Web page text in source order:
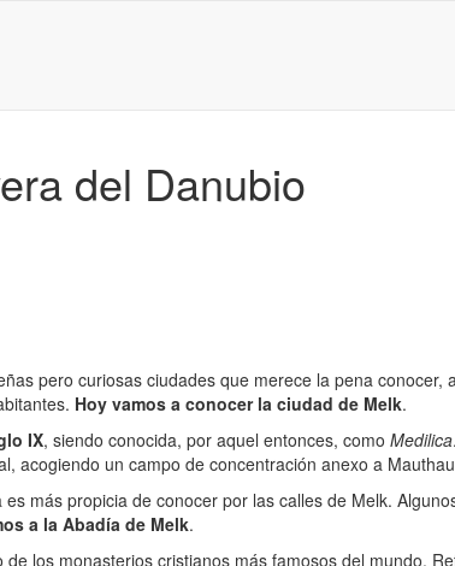
del Danubio
pero curiosas ciudades que merece la pena
Hoy vamos a conocer la ciudad de Melk.
IX, siendo conocida, por aquel entonces, como Medilica
acogiendo un campo de concentración anexo a
más propicia de conocer por las calles de Melk.
a la Abadía de Melk.
de los monasterios cristianos más famosos del mundo.